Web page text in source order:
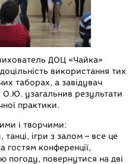
ДОЦ «Чайка»
використання тих
таборах, а завідувач
О.Ю. узагальнив результати
практики.
і творчими:
танці, ігри з залом – все це
гостям конференції,
погоду, повернутися на дві